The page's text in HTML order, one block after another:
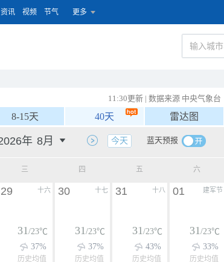
资讯 视频 节气 更多
11:30更新 | 数据来源 中央气象台
8-15天 40天 雷达图
蓝天预报
今天
三 四 五 六
十六
29
31/23℃
37%
历史均值
十七
30
31/23℃
37%
历史均值
十八
31
31/23℃
43%
历史均值
建军节
01
31/23℃
33%
历史均值